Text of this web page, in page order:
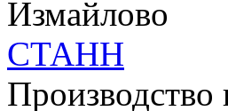
СТАНН
Производство